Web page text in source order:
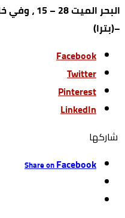
البحر الميت 28 – 15 ، وفي خليج العقبة 29- 16 درجة مئوية.
–(بترا)
Facebook
Twitter
Pinterest
LinkedIn
‫‫ شاركها‬
Share onFacebook